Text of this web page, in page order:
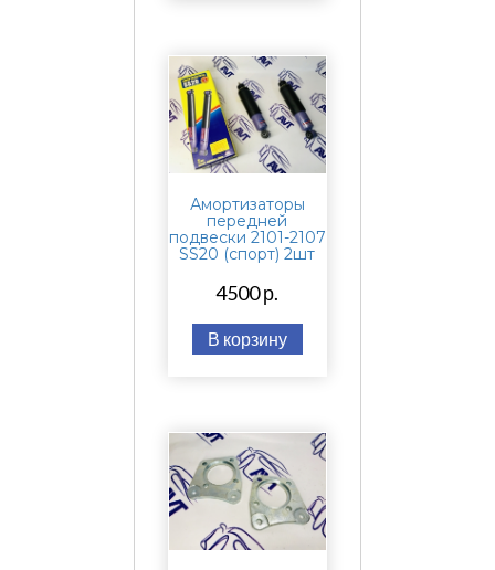
Амортизаторы
передней
подвески 2101-2107
SS20 (спорт) 2шт
4500 р.
В корзину